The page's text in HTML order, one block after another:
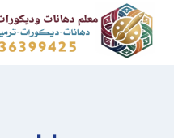
التجاوز
المحتوى